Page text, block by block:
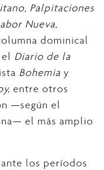
, Palpitaciones
Nueva,
dominical
Diario de la
Bohemia y
entre otros
—según el
el más amplio
los períodos